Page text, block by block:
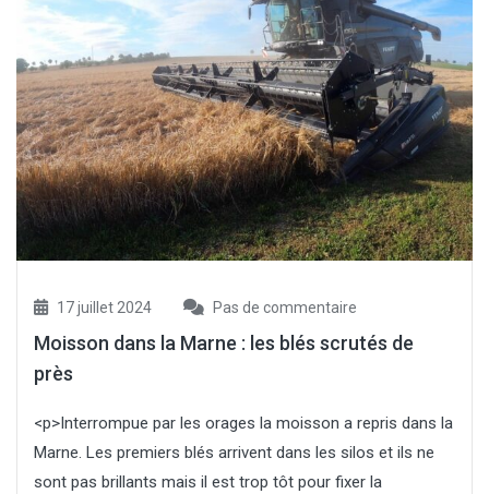
17 juillet 2024 Pas de commentaire
Moisson dans la Marne : les blés scrutés de
près
<p>Interrompue par les orages la moisson a repris dans la
Marne. Les premiers blés arrivent dans les silos et ils ne
sont pas brillants mais il est trop tôt pour fixer la